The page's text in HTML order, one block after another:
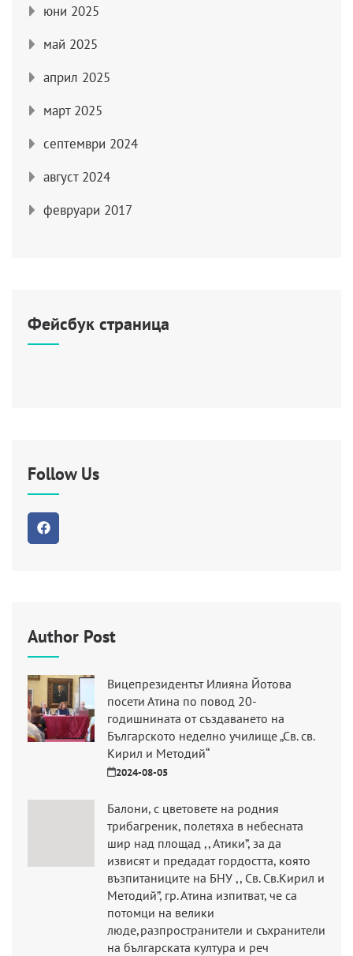
юни 2025
май 2025
април 2025
март 2025
септември 2024
август 2024
февруари 2017
Фейсбук страница
Follow Us
Author Post
Вицепрезидентът Илияна Йотова
посети Атина по повод 20-
годишнината от създаването на
Българското неделно училище „Св. св.
Кирил и Методий“
2024-08-05
Балони, с цветовете на родния
трибагреник, полетяха в небесната
шир над площад ,, Атики”, за да
извисят и предадат гордостта, която
възпитаниците на БНУ ,, Св. Св.Кирил и
Методий”, гр. Атина изпитват, че са
потомци на велики
люде,разпространители и съхранители
на българската култура и реч